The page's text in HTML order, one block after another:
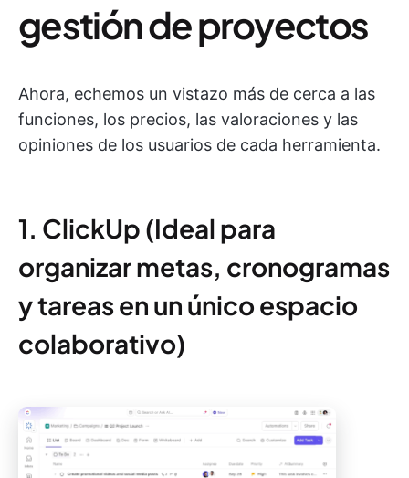
gestión de proyectos
Ahora, echemos un vistazo más de cerca a las
funciones, los precios, las valoraciones y las
opiniones de los usuarios de cada herramienta.
1. ClickUp (Ideal para
organizar metas, cronogramas
y tareas en un único espacio
colaborativo)